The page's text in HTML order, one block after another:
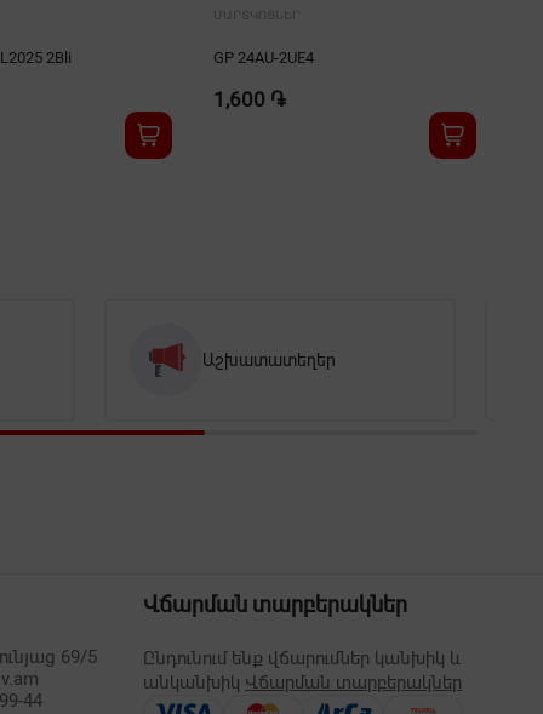
2Bli
ՄԱՐՏԿՈՑՆԵՐ
GP 24AU-2UE4
1,600 ֏
Աշխատատեղեր
69/5
44
Վճարման տարբերակներ
Ընդունում ենք վճարումներ կանխիկ և
անկանխիկ Վճարման տարբերակներ